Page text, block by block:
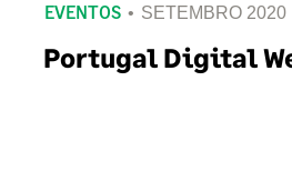
EVENTOS SETEMBRO 2020
Portugal Digital